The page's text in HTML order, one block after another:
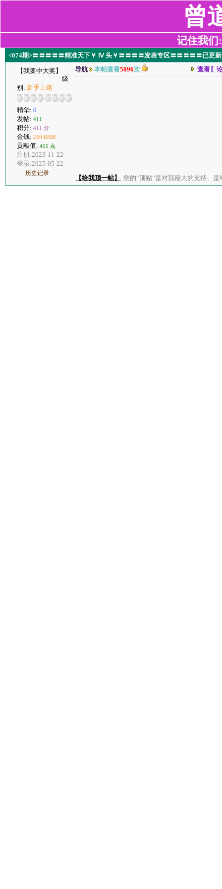
曾
记住我们
<074期>〓〓〓〓〓精准天下￥ Ⅳ 头￥〓〓〓〓发表专区〓〓〓〓〓已更新
【我要中大奖】
级
别: 新手上路
精华: 0
发帖: 411
积分: 411 分
金钱: 259 RMB
贡献值: 411 点
注册:2023-11-22
登录:2025-05-22
历史记录
导航 本帖查看5096次 查看〖
【给我顶一帖】 您的“顶贴”是对我最大的支持、